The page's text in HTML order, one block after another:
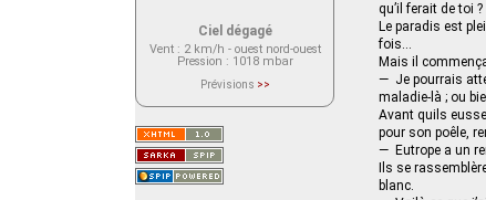
qu’il ferait de toi ?
Le paradis est
fois…
Mais il
— Je pourrais
maladie-là ; ou
Avant quils
pour son poêle,
— Eutrope a un
Ils se
blanc.
Ciel dégagé
Vent: 2 km/h - ouest nord-ouest
Pression : 1018 mbar
Prévisions >>
actuellement aucune prévision
Saint-Nom.
Veuillez consulter le message du
service ci-dessous.
(401 - Invalid API key. Please see
https://openweathermap.org/faq#error401